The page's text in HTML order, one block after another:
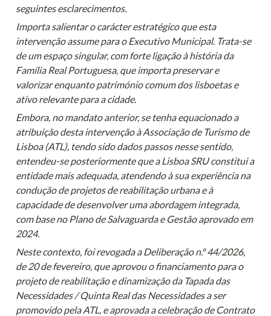
seguintes esclarecimentos.
Importa salientar o carácter estratégico que esta
intervenção assume para o Executivo Municipal. Trata-se
de um espaço singular, com forte ligação à história da
Família Real Portuguesa, que importa preservar e
valorizar enquanto património comum dos lisboetas e
ativo relevante para a cidade.
Embora, no mandato anterior, se tenha equacionado a
atribuição desta intervenção à Associação de Turismo de
Lisboa (ATL), tendo sido dados passos nesse sentido,
entendeu-se posteriormente que a Lisboa SRU constitui a
entidade mais adequada, atendendo à sua experiência na
condução de projetos de reabilitação urbana e à
capacidade de desenvolver uma abordagem integrada,
com base no Plano de Salvaguarda e Gestão aprovado em
2024.
Neste contexto, foi revogada a Deliberação n.º 44/2026,
de 20 de fevereiro, que aprovou o financiamento para o
projeto de reabilitação e dinamização da Tapada das
Necessidades / Quinta Real das Necessidades a ser
promovido pela ATL, e aprovada a celebração de Contrato